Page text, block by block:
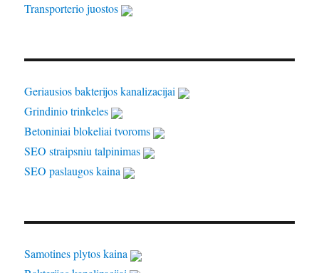
Transporterio juostos
Geriausios bakterijos kanalizacijai
Grindinio trinkeles
Betoniniai blokeliai tvoroms
SEO straipsniu talpinimas
SEO paslaugos kaina
Samotines plytos kaina